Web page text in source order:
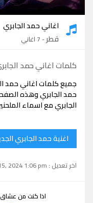
اغاني حمد الجابري
قطر- 7 اغاني
كلمات اغاني حمد
جميع كلمات اغاني حمد
حمد الجابري وهذه
الجابري مع اسماء
اغنية حمد الجابري
اخر تعديل : September 15, 2024 1:06 pm
اذا كنت من